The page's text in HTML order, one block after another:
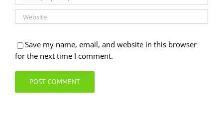
Save my name, email, and website in this browser
for the next time I comment.